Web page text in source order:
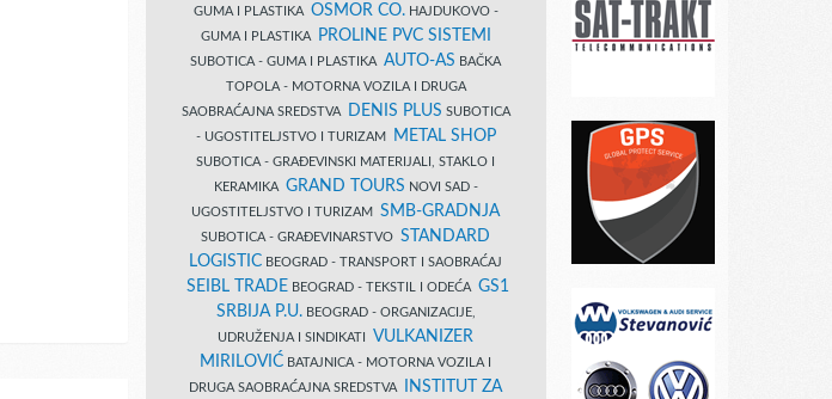
GUMA I PLASTIKA OSMOR CO.HAJDUKOVO -
GUMA I PLASTIKA
PROLINE PVC SISTEMI
SUBOTICA - GUMA I PLASTIKA AUTO-AS BAČKA
TOPOLA - MOTORNA VOZILA I DRUGA
SAOBRAĆAJNA SREDSTVA
DENIS PLUS SUBOTICA
- UGOSTITELJSTVO I TURIZAM
METAL SHOP
SUBOTICA - GRAĐEVINSKI MATERIJALI, STAKLO I
KERAMIKA GRAND TOURS NOVI SAD -
UGOSTITELJSTVO I TURIZAM SMB-GRADNJA
SUBOTICA - GRAĐEVINARSTVO STANDARD
LOGISTIC BEOGRAD - TRANSPORT I SAOBRAĆAJ
SEIBL TRADE BEOGRAD - TEKSTIL I ODEĆA GS1
SRBIJA P.U.BEOGRAD - ORGANIZACIJE,
UDRUŽENJA I SINDIKATI VULKANIZER
MIRILOVIĆ BATAJNICA - MOTORNA VOZILA I
DRUGA SAOBRAĆAJNA SREDSTVA
INSTITUT ZA